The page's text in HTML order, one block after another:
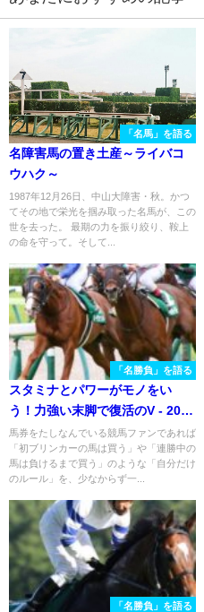
「名馬」を語る
名障害馬の置き土産～ライバコ
ウハク～
1987年12月26日、中山大障害・秋。かつ
てその地で栄光を掴み取った名馬が、この
世を去った。 最期の力を振り絞り、鞍上
の命を守って。そして...
「名勝負」を語る
スタミナとパワーがモノをい
う！力強い末脚で復活のV - 2019
年七夕賞
馬券をたしなんでいる競馬ファンであれば
「初ブリンカーの馬は買う」や「連勝中の
馬は負けるまで買う」のような「自分だけ
のルール」を、少なからず一...
「名勝負」を語る